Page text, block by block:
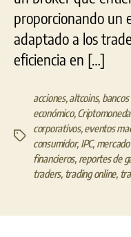
proporcionando un
adaptado a los
eficiencia en […]
Etiquetas
acciones,altcoins,
económico,
corporativos,eventos
consumidor, IPC,
financieros, reportes de
traders, trading online,